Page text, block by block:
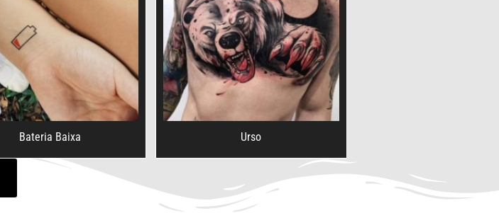
Bateria Baixa Urso